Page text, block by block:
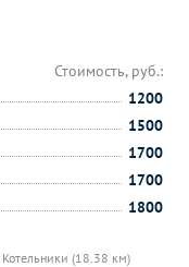
Котельники (18.38 км)
Стоимость, руб.:
1200
1500
1700
1700
1800